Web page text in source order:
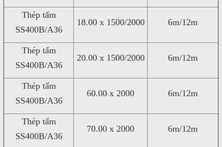
Thép tấm
SS400B/A36
18.00 x 1500/2000 6m/12m
Thép tấm
SS400B/A36
20.00 x 1500/2000 6m/12m
Thép tấm
SS400B/A36
60.00 x 2000 6m/12m
Thép tấm
SS400B/A36
70.00 x 2000 6m/12m